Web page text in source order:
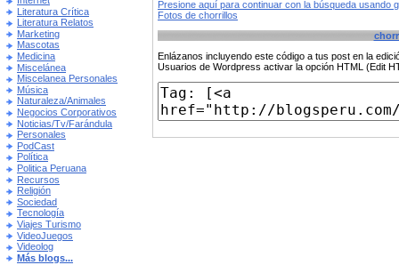
Literatura Crítica
Literatura Relatos
Marketing
Mascotas
Medicina
Miscelánea
Miscelanea Personales
Música
Naturaleza/Animales
Negocios Corporativos
Noticias/Tv/Farándula
Personales
PodCast
Política
Politica Peruana
Recursos
Religión
Sociedad
Tecnología
Viajes Turismo
VideoJuegos
Videolog
Más blogs...
Presione aquí para continuar con la búsqueda usando
Fotos de chorrillos
Enlázanos incluyendo este código a tus post en la
Usuarios de Wordpress activar la opción HTML (Edit